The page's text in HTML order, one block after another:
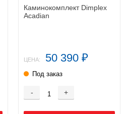
Каминокомплект Dimplex
Acadian
ЦЕНА: 50 390 ₽
Под заказ
- +